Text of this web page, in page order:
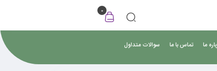
0
ما تماس با ما سوالات متداول